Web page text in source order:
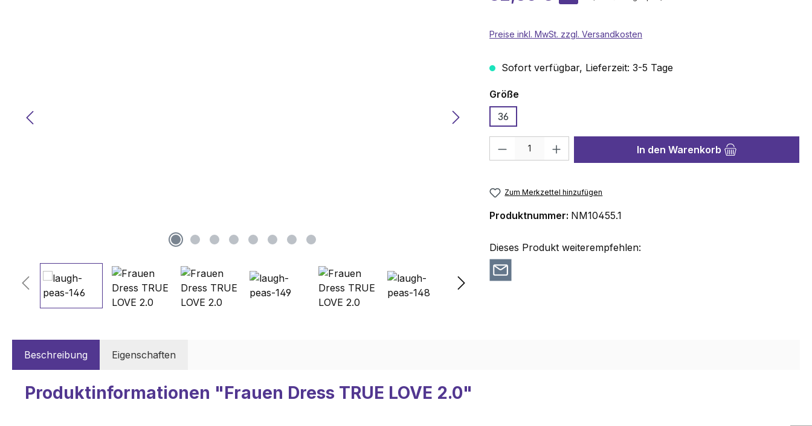
Preise inkl. MwSt. zzgl. Versandkosten
Sofort verfügbar, Lieferzeit: 3-5 Tage
Größe
36
Produkt Anzahl: Gib den gewünschten Wert ein oder benutze die
In den Warenkorb
Zum Merkzettel hinzufügen
Produktnummer: NM10455.1
Dieses Produkt weiterempfehlen:
Beschreibung Eigenschaften
Produktinformationen "Frauen Dress TRUE LOVE 2.0"